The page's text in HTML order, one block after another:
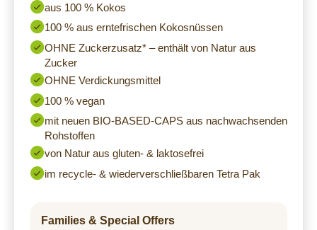
aus 100 % Kokos
100 % aus erntefrischen Kokosnüssen
OHNE Zuckerzusatz* – enthält von Natur aus
Zucker
OHNE Verdickungsmittel
100 % vegan
mit neuen BIO-BASED-CAPS aus nachwachsenden
Rohstoffen
von Natur aus gluten- & laktosefrei
im recycle- & wiederverschließbaren Tetra Pak
Families & Special Offers